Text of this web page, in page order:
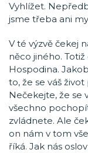
Vyhlížet.
jsme třeba ani
V té výzvě čekej
něco jiného.
Hospodina.
to, že se váš
Nečekejte, že se
všechno
zvládnete. Ale
on nám v tom
říká. Jak nás